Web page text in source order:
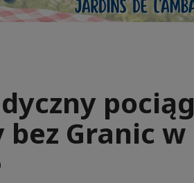
pociąg
Granic w